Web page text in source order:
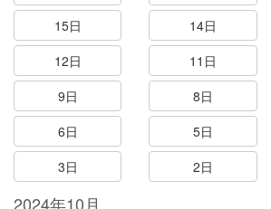
15日
14日
12日
11日
9日
8日
6日
5日
3日
2日
2024年10月